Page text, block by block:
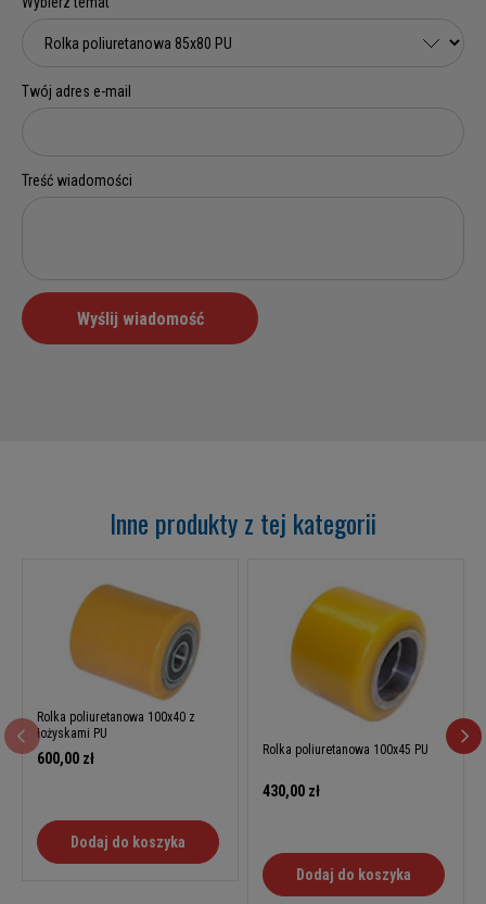
Inne produkty z tej kategorii
Rolka poliuretanowa 100x40 z
łożyskami PU
600,00 zł
Dodaj do koszyka
Rolka poliuretanowa 100x45 PU
430,00 zł
Dodaj do koszyka